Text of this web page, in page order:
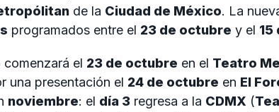
de la Ciudad de México. La
programados entre el 23 de octubre y el 15
comenzará el 23 de octubre en el Teatro
una presentación el 24 de octubre en El
noviembre: el día 3 regresa a la CDMX (